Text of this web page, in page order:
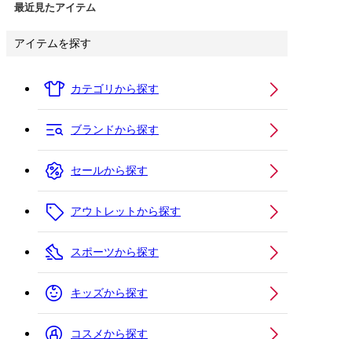
最近見たアイテム
アイテムを探す
カテゴリから探す
ブランドから探す
セールから探す
アウトレットから探す
スポーツから探す
キッズから探す
コスメから探す